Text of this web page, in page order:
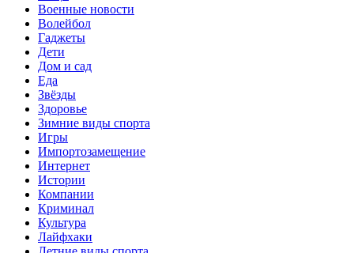
Военные новости
Волейбол
Гаджеты
Дети
Дом и сад
Еда
Звёзды
Здоровье
Зимние виды спорта
Игры
Импортозамещение
Интернет
Истории
Компании
Криминал
Культура
Лайфхаки